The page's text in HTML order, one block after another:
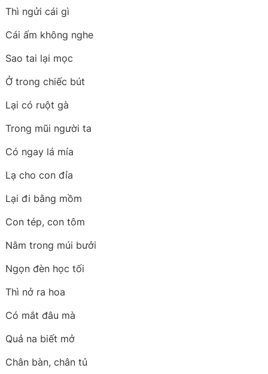
Thì ngửi cái gì
Cái ấm không nghe
Sao tai lại mọc
Ở trong chiếc bút
Lại có ruột gà
Trong mũi người ta
Có ngay lá mía
Lạ cho con đỉa
Lại đi bằng mồm
Con tép, con tôm
Nằm trong múi bưởi
Ngọn đèn học tối
Thì nở ra hoa
Có mắt đâu mà
Quả na biết mở
Chân bàn, chân tủ